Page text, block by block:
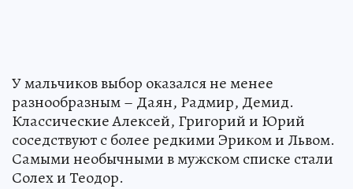
У мальчиков выбор оказался не менее
разнообразным – Даян, Радмир, Демид.
Классические Алексей, Григорий и Юрий
соседствуют с более редкими Эриком и Львом.
Самыми необычными в мужском списке стали
Солех и Теодор.